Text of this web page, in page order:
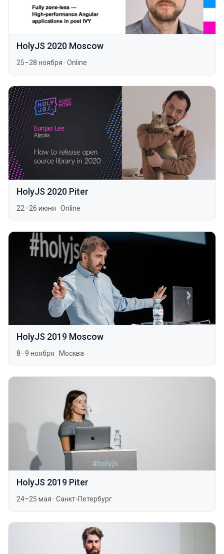
HolyJS 2020 Moscow
25–28 ноября · Online
HolyJS 2020 Piter
22–26 июня · Online
HolyJS 2019 Moscow
8–9 ноября · Москва
HolyJS 2019 Piter
24–25 мая · Санкт-Петербург